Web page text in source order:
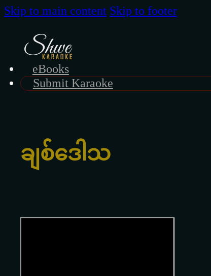
Skip to main content Skip to footer
eBooks
Submit Karaoke
ချစ်ဒေါသ